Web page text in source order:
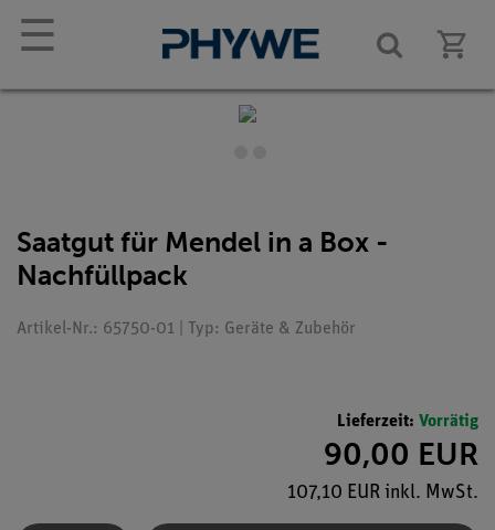
☰
Saatgut für Mendel in a Box -
Nachfüllpack
Artikel-Nr.: 65750-01 | Typ: Geräte & Zubehör
Lieferzeit: Vorrätig
90,00 EUR
107,10 EUR inkl. MwSt.